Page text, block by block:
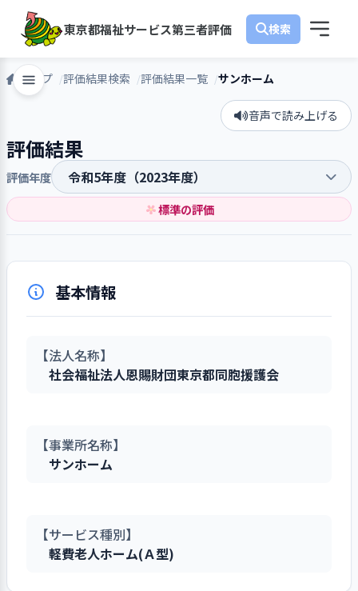
東京都福祉サービス第三者評価
トップ 評価結果検索 評価結果一覧 サンホーム
音声で読み上げる
評価結果
評価年度
標準の評価
基本情報
【法人名称】
社会福祉法人恩賜財団東京都同胞援護会
【事業所名称】
サンホーム
【サービス種別】
軽費老人ホーム(Ａ型)